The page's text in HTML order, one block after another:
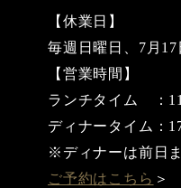
【休業日】
毎週日曜日、7月17
【営業時間】
ランチタイム ：
ディナータイム：
※ディナーは前日
ご予約はこちら ＞